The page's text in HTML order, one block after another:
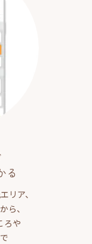
る
リア、
ら、
ろや